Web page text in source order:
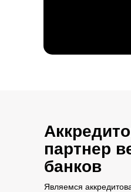
партнер
банков
Являемся